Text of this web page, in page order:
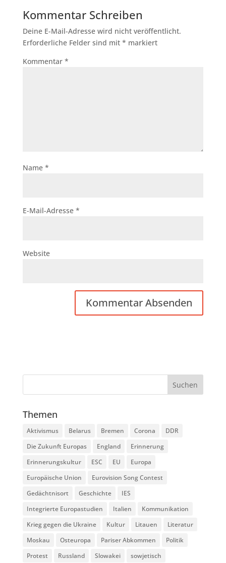
Kommentar Schreiben
Deine E-Mail-Adresse wird nicht veröffentlicht.
Erforderliche Felder sind mit * markiert
Kommentar *
Name *
E-Mail-Adresse *
Website
Themen
Aktivismus Belarus Bremen Corona
DDR
Die Zukunft Europas
England
Erinnerung
Erinnerungskultur
ESC EU
Europa
Europäische Union
Eurovision Song Contest
Gedächtnisort
Geschichte
IES
Integrierte Europastudien
Italien
Kommunikation
Krieg gegen die Ukraine
Kultur Litauen
Literatur
Moskau
Osteuropa Pariser Abkommen
Politik
Protest
Russland Slowakei sowjetisch